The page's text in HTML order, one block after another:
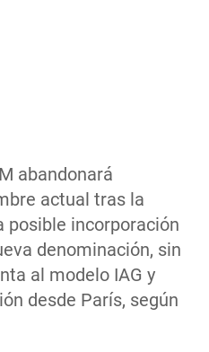
abandonará
actual tras la
posible incorporación
denominación, sin
al modelo IAG y
desde París, según